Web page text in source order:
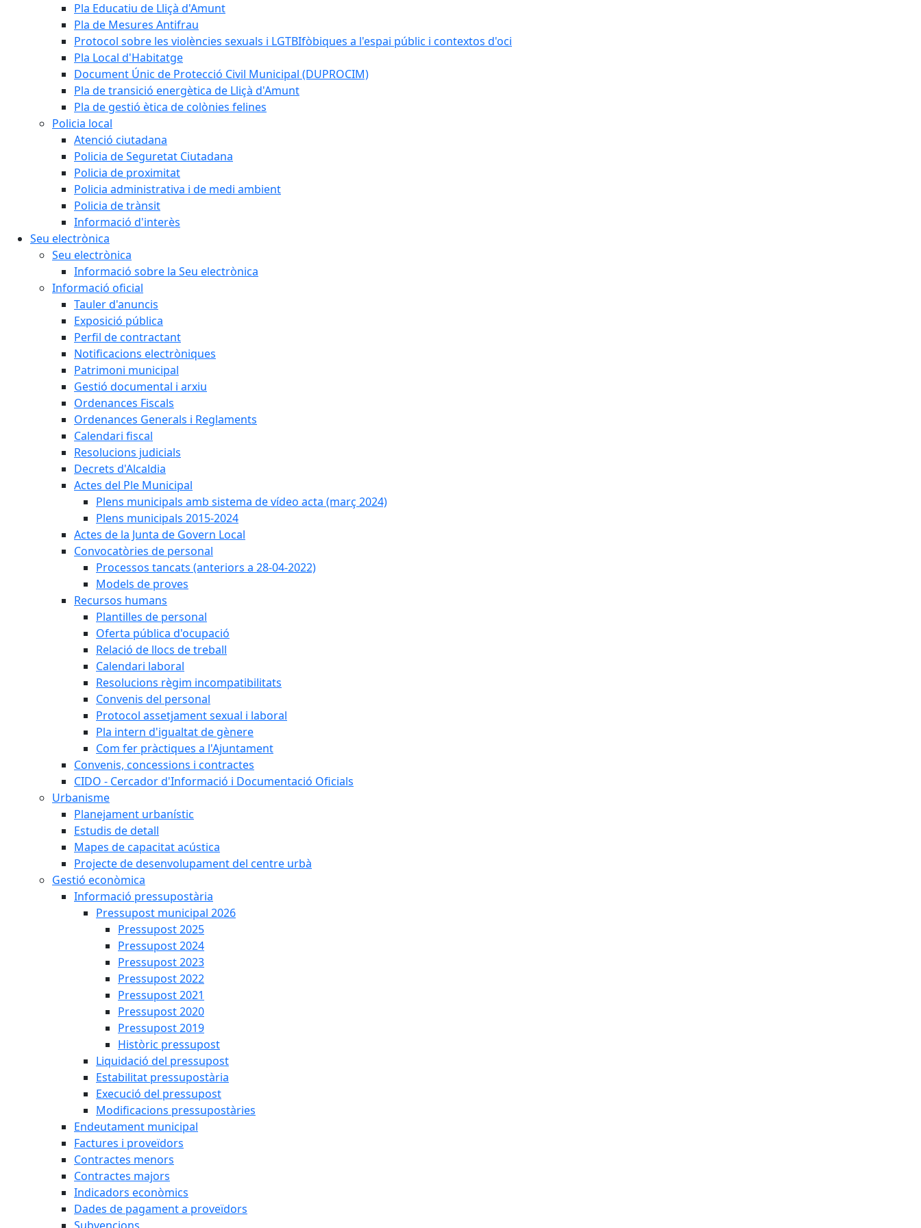
Pla Educatiu de Lliçà d'Amunt
Pla de Mesures Antifrau
Protocol sobre les violències sexuals i LGTBIfòbiques a l'espai públic i contextos d'oci
Pla Local d'Habitatge
Document Únic de Protecció Civil Municipal (DUPROCIM)
Pla de transició energètica de Lliçà d'Amunt
Pla de gestió ètica de colònies felines
Policia local
Atenció ciutadana
Policia de Seguretat Ciutadana
Policia de proximitat
Policia administrativa i de medi ambient
Policia de trànsit
Informació d'interès
Seu electrònica
Seu electrònica
Informació sobre la Seu electrònica
Informació oficial
Tauler d'anuncis
Exposició pública
Perfil de contractant
Notificacions electròniques
Patrimoni municipal
Gestió documental i arxiu
Ordenances Fiscals
Ordenances Generals i Reglaments
Calendari fiscal
Resolucions judicials
Decrets d'Alcaldia
Actes del Ple Municipal
Plens municipals amb sistema de vídeo acta (març 2024)
Plens municipals 2015-2024
Actes de la Junta de Govern Local
Convocatòries de personal
Processos tancats (anteriors a 28-04-2022)
Models de proves
Recursos humans
Plantilles de personal
Oferta pública d'ocupació
Relació de llocs de treball
Calendari laboral
Resolucions règim incompatibilitats
Convenis del personal
Protocol assetjament sexual i laboral
Pla intern d'igualtat de gènere
Com fer pràctiques a l'Ajuntament
Convenis, concessions i contractes
CIDO - Cercador d'Informació i Documentació Oficials
Urbanisme
Planejament urbanístic
Estudis de detall
Mapes de capacitat acústica
Projecte de desenvolupament del centre urbà
Gestió econòmica
Informació pressupostària
Pressupost municipal 2026
Pressupost 2025
Pressupost 2024
Pressupost 2023
Pressupost 2022
Pressupost 2021
Pressupost 2020
Pressupost 2019
Històric pressupost
Liquidació del pressupost
Estabilitat pressupostària
Execució del pressupost
Modificacions pressupostàries
Endeutament municipal
Factures i proveïdors
Contractes menors
Contractes majors
Indicadors econòmics
Dades de pagament a proveïdors